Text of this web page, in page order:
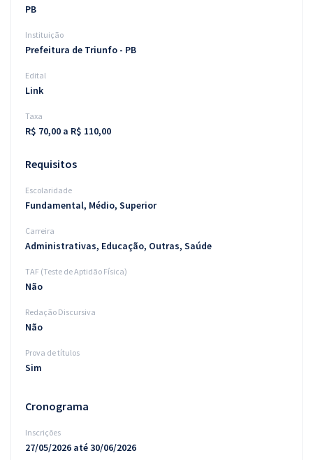
PB
Instituição
Prefeitura de Triunfo - PB
Edital
Link
Taxa
R$ 70,00 a R$ 110,00
Requisitos
Escolaridade
Fundamental, Médio, Superior
Carreira
Administrativas, Educação, Outras, Saúde
TAF (Teste de Aptidão Física)
Não
Redação Discursiva
Não
Prova de títulos
Sim
Cronograma
Inscrições
27/05/2026 até 30/06/2026